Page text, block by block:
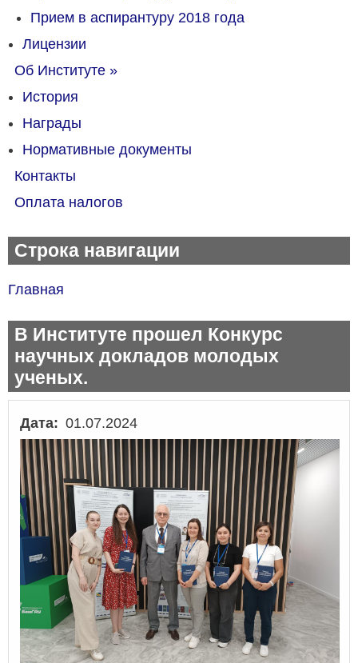
Прием в аспирантуру 2018 года
Лицензии
Об Институте »
История
Награды
Нормативные документы
Контакты
Оплата налогов
Строка навигации
Главная
В Институте прошел Конкурс
научных докладов молодых
ученых.
Дата 01.07.2024